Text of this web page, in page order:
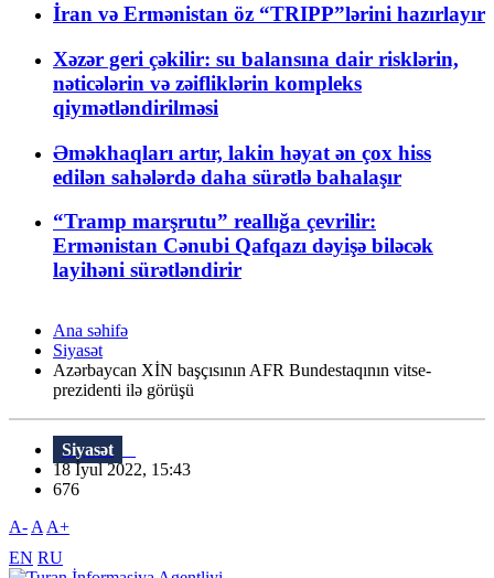
İran və Ermənistan öz “TRIPP”lərini hazırlayır
Xəzər geri çəkilir: su balansına dair risklərin,
nəticələrin və zəifliklərin kompleks
qiymətləndirilməsi
Əməkhaqları artır, lakin həyat ən çox hiss
edilən sahələrdə daha sürətlə bahalaşır
“Tramp marşrutu” reallığa çevrilir:
Ermənistan Cənubi Qafqazı dəyişə biləcək
layihəni sürətləndirir
Ana səhifə
Siyasət
Azərbaycan XİN başçısının AFR Bundestaqının vitse-
prezidenti ilə görüşü
Siyasət
18 İyul 2022, 15:43
676
A- A A+
EN RU